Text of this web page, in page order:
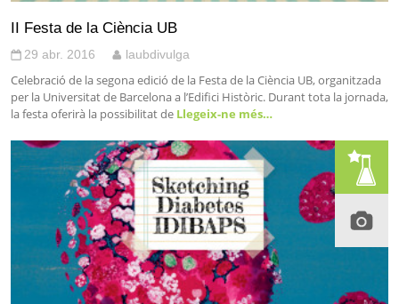
II Festa de la Ciència UB
29 abr. 2016 laubdivulga
Celebració de la segona edició de la Festa de la Ciència UB, organitzada
per la Universitat de Barcelona a l’Edifici Històric. Durant tota la jornada,
la festa oferirà la possibilitat de Llegeix-ne més…